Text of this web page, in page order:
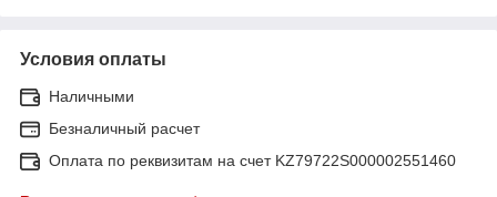
Условия оплаты
Наличными
Безналичный расчет
Оплата по реквизитам на счет KZ79722S000002551460